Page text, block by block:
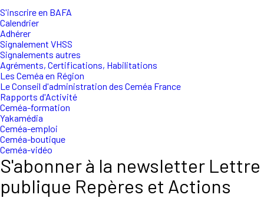
S'inscrire en BAFA
Calendrier
Adhérer
Signalement VHSS
Signalements autres
Agréments, Certifications, Habilitations
Les Ceméa en Région
Le Conseil d'administration des Ceméa France
Rapports d'Activité
Ceméa-formation
Yakamédia
Ceméa-emploi
Ceméa-boutique
Ceméa-vidéo
S'abonner à la newsletter Lettre
publique Repères et Actions